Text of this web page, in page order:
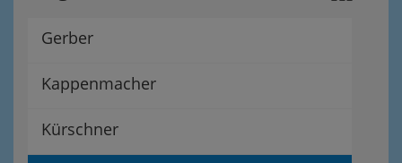
Gerber
Kappenmacher
Kürschner